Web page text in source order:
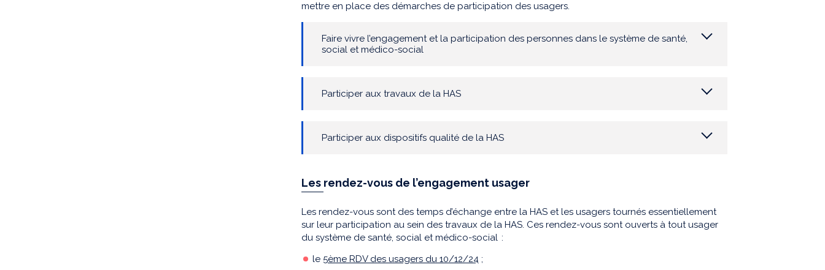
mettre en place des démarches de participation des usagers.
Faire vivre l’engagement et la participation des personnes dans le système de santé,
social et médico-social
Participer aux travaux de la HAS
Participer aux dispositifs qualité de la HAS
Les rendez-vous de l’engagement usager
Les rendez-vous sont des temps d’échange entre la HAS et les usagers tournés essentiellement
sur leur participation au sein des travaux de la HAS. Ces rendez-vous sont ouverts à tout usager
du système de santé, social et médico-social :
le 5ème RDV des usagers du 10/12/24 ;